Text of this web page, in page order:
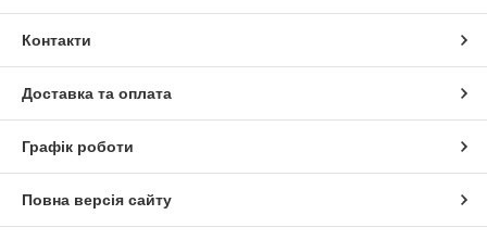
Контакти
Доставка та оплата
Графік роботи
Повна версія сайту